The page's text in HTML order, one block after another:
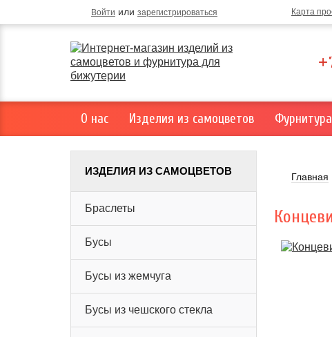
Войти или зарегистрироваться Карта
О нас Изделия из самоцветов
ИЗДЕЛИЯ ИЗ САМОЦВЕТОВ
Браслеты
Бусы
Бусы из жемчуга
Бусы из чешского стекла
Главная